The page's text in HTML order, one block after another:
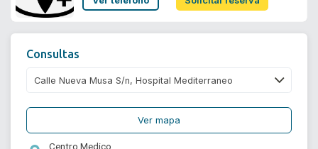
Consultas
Ver mapa
Centro Medico